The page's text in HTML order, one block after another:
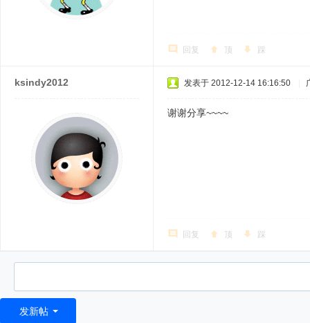
回复 顶 踩
ksindy2012 发表于 2012-12-14 16:16:50
谢谢分享~~~~
回复 顶 踩
发新帖